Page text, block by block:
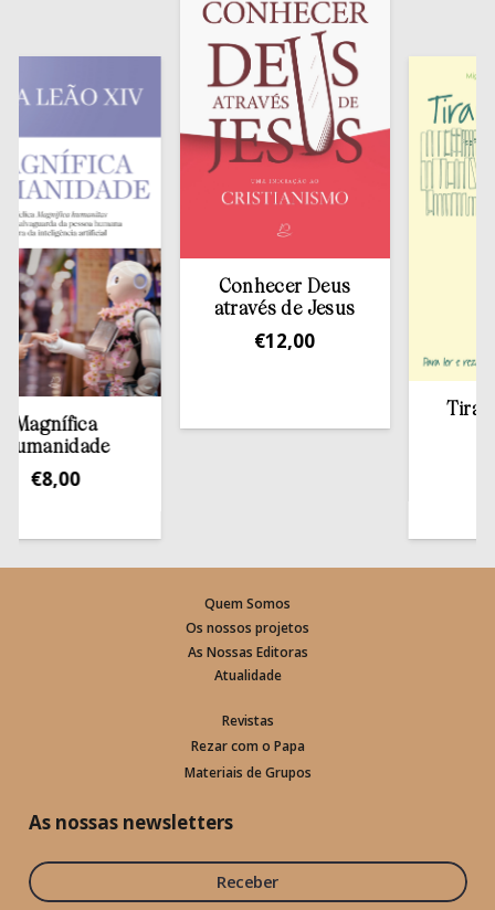
8,00
Conhecer Deus
através de Jesus
12,00
Tirar a
Quem Somos
Os nossos projetos
As Nossas Editoras
Atualidade
Revistas
Rezar com o Papa
Materiais de Grupos
As nossas newsletters
Receber